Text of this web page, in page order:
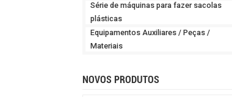
Série de máquinas para fazer sacolas
plásticas
Equipamentos Auxiliares / Peças /
Materiais
NOVOS PRODUTOS